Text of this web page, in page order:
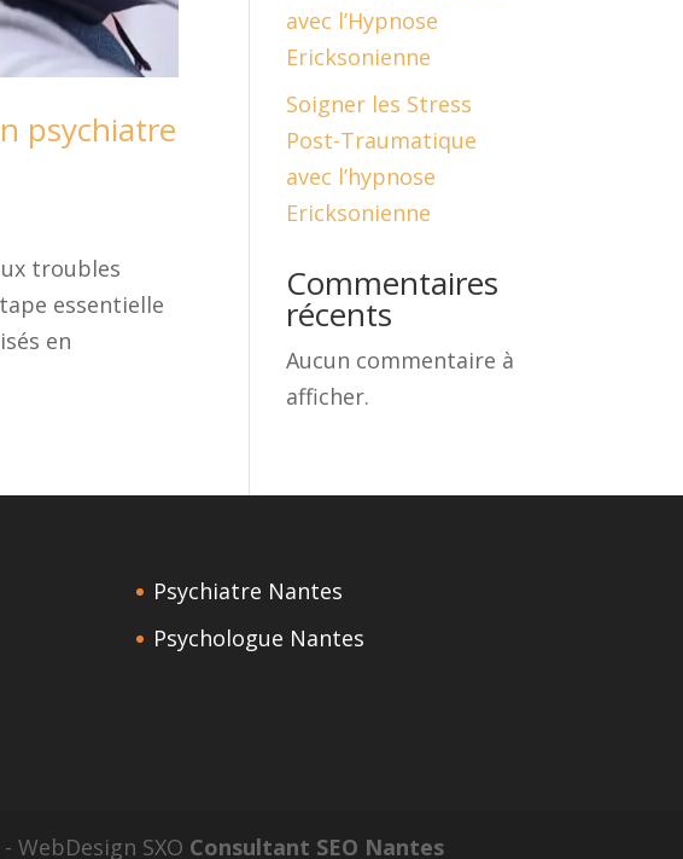
psychiatre
troubles
essentielle
en
avec l’Hypnose
Ericksonienne
Soigner les Stress
Post-Traumatique
avec l’hypnose
Ericksonienne
Commentaires
récents
Aucun commentaire à
afficher.
Psychiatre Nantes
Psychologue Nantes
SXO Consultant SEO Nantes